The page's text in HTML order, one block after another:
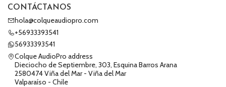
CONTÁCTANOS
hola@colqueaudiopro.com
+56933393541
56933393541
Colque AudioPro address
Dieciocho de Septiembre, 303, Esquina Barros Arana
2580474 Viña del Mar - Viña del Mar
Valparaíso - Chile